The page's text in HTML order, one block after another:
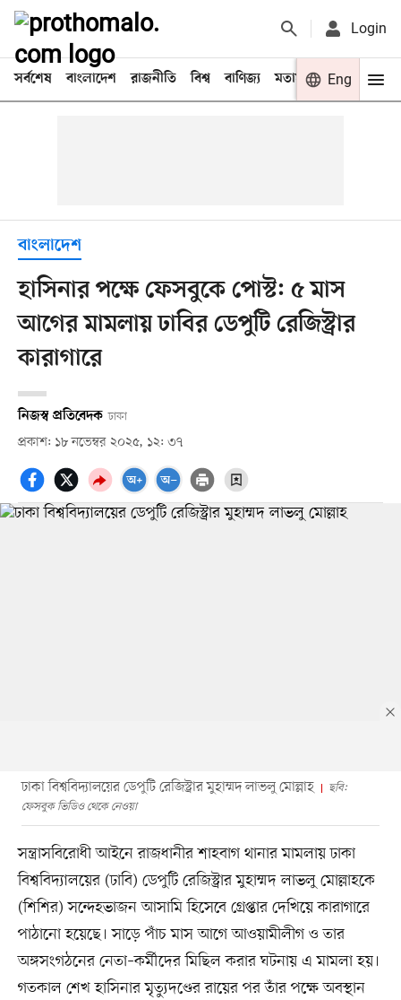
Login
সর্বশেষ বাংলাদেশ রাজনীতি বিশ্ব বাণিজ্য মতামত খেলা
Eng
বাংলাদেশ
হাসিনার পক্ষে ফেসবুকে পোস্ট: ৫ মাস
আগের মামলায় ঢাবির ডেপুটি রেজিস্ট্রার
কারাগারে
নিজস্ব প্রতিবেদক ঢাকা
প্রকাশ: ১৮ নভেম্বর ২০২৫, ১২: ৩৭
ঢাকা বিশ্ববিদ্যালয়ের ডেপুটি রেজিস্ট্রার মুহাম্মদ লাভলু মোল্লাহ
ছবি:
ফেসবুক ভিডিও থেকে নেওয়া
সন্ত্রাসবিরোধী আইনে রাজধানীর শাহবাগ থানার মামলায় ঢাকা
বিশ্ববিদ্যালয়ের (ঢাবি) ডেপুটি রেজিস্ট্রার মুহাম্মদ লাভলু মোল্লাহকে
(শিশির) সন্দেহভাজন আসামি হিসেবে গ্রেপ্তার দেখিয়ে কারাগারে
পাঠানো হয়েছে। সাড়ে পাঁচ মাস আগে আওয়ামীলীগ ও তার
অঙ্গসংগঠনের নেতা–কর্মীদের মিছিল করার ঘটনায় এ মামলা হয়।
গতকাল শেখ হাসিনার মৃত্যুদণ্ডের রায়ের পর তাঁর পক্ষে অবস্থান